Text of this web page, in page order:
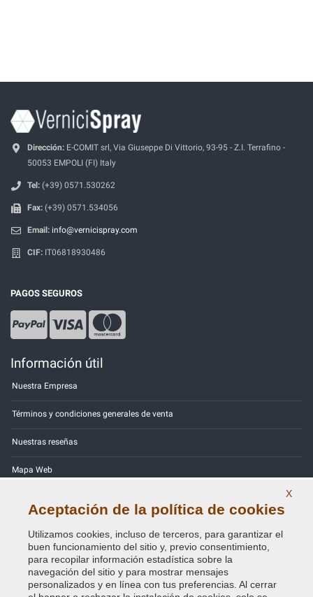
Dirección: E-COMIT srl, Via Giuseppe Di Vittorio, 93-95 - Z.I. Terrafino -
50053 EMPOLI (FI) Italy
Tel: (+39) 0571.530262
Fax: (+39) 0571.534056
Email: info@vernicispray.com
CIF: IT06818930486
PAGOS SEGUROS
Información útil
Nuestra Empresa
Términos y condiciones generales de venta
Nuestras reseñas
Mapa Web
Política de Privacidad - RGPD
X
Aceptación de la política de cookies
Utilizamos cookies, incluso de terceros, para garantizar el
buen funcionamiento del sitio y, previo consentimiento,
para recopilar información estadística sobre la
navegación del sitio y para mostrar mensajes
personalizados y en línea con tus preferencias. Al cerrar